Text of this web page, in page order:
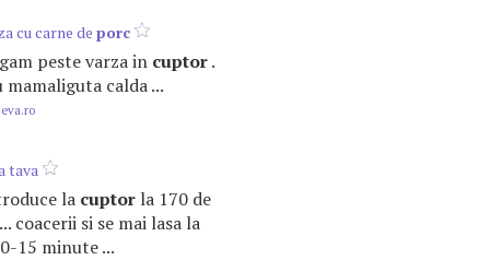
cu carne de porc
peste varza in cuptor.
mamaliguta calda ...
tava
la cuptor la 170 de
coacerii si se mai lasa la
15 minute ...